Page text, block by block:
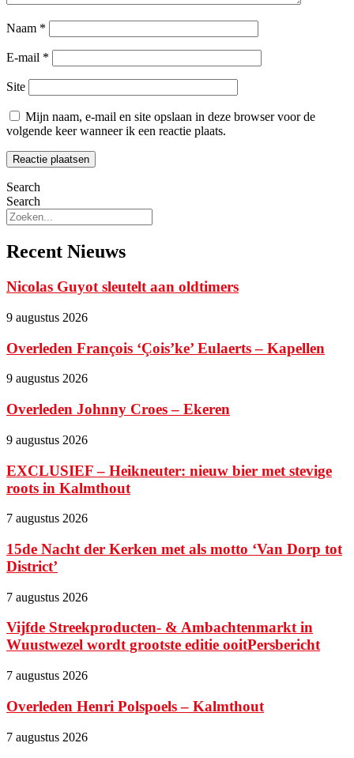
Naam *
E-mail *
Site
Mijn naam, e-mail en site opslaan in deze browser voor de
volgende keer wanneer ik een reactie plaats.
Search
Search
Recent Nieuws
Nicolas Guyot sleutelt aan oldtimers
9 augustus 2026
Overleden François ‘Çois’ke’ Eulaerts – Kapellen
9 augustus 2026
Overleden Johnny Croes – Ekeren
9 augustus 2026
EXCLUSIEF – Heikneuter: nieuw bier met stevige
roots in Kalmthout
7 augustus 2026
15de Nacht der Kerken met als motto ‘Van Dorp tot
District’
7 augustus 2026
Vijfde Streekproducten- & Ambachtenmarkt in
Wuustwezel wordt grootste editie ooitPersbericht
7 augustus 2026
Overleden Henri Polspoels – Kalmthout
7 augustus 2026